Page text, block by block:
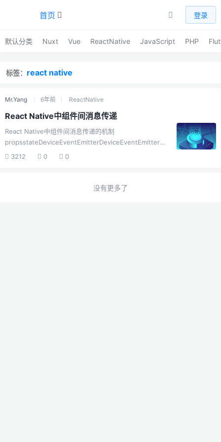
首页 登录
默认分类 Nuxt Vue ReactNative JavaScript PHP
标签： react native
Mr.Yang 6年前 ReactNative
React Native中组件间消息传递
React Native中组件间消息传递的机制
propsstateDeviceEventEmitterDeviceEventEmitter是
一种类似于iOS中NSNotification的功能来解决数据的传
送事件DeviceEventEmitter.emit('通知名称',value);监听
3212 0 0
没有更多了